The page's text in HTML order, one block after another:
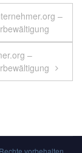
–
–
Rechte vorbehalten.